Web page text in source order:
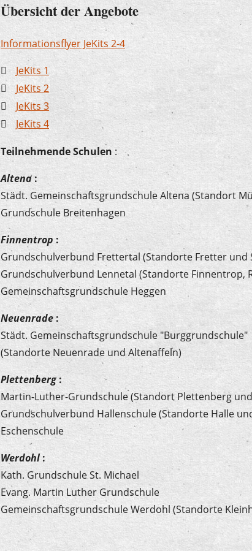
Übersicht der Angebote
Informationsflyer JeKits 2-4
JeKits 1
JeKits 2
JeKits 3
JeKits 4
Teilnehmende Schulen :
Altena:
Städt. Gemeinschaftsgrundschule Altena (Standort
Grundschule Breitenhagen
Finnentrop :
Grundschulverbund Frettertal (Standorte Fretter und
Grundschulverbund Lennetal (Standorte Finnentrop,
Gemeinschaftsgrundschule Heggen
Neuenrade :
Städt. Gemeinschaftsgrundschule "Burggrundschule"
(Standorte Neuenrade und Altenaffeln)
Plettenberg:
Martin-Luther-Grundschule (Standort Plettenberg
Grundschulverbund Hallenschule (Standorte Halle
Eschenschule
Werdohl:
Kath. Grundschule St. Michael
Evang. Martin Luther Grundschule
Gemeinschaftsgrundschule Werdohl (Standorte